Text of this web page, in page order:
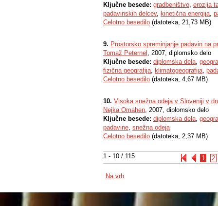
1 - 10 / 115 1 2
Ključne besede: gradbeništvo, erozija
padavinskih delcev, kinetična energija,
Celotno besedilo (datoteka, 21,73 MB)
9. Prostorsko spreminjanje padavin na
Tomaž Peternel , 2007, diplomsko delo
Ključne besede: diplomska dela,
fizična geografija, klimatogeografija,
Celotno besedilo (datoteka, 4,67 MB)
10. Visoka snežna odeja v Sloveniji v
Nejka Omahen, 2007, diplomsko delo
Ključne besede: diplomska dela,
padavine, snežna odeja
Celotno besedilo (datoteka, 2,37 MB)
Na vrh